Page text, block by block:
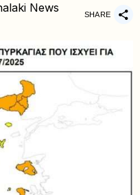
News SHARE